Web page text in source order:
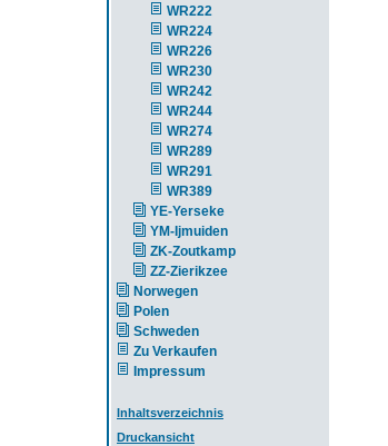
WR222
WR224
WR226
WR230
WR242
WR244
WR274
WR289
WR291
WR389
YE-Yerseke
YM-Ijmuiden
ZK-Zoutkamp
ZZ-Zierikzee
Norwegen
Polen
Schweden
Zu Verkaufen
Impressum
Inhaltsverzeichnis
Druckansicht